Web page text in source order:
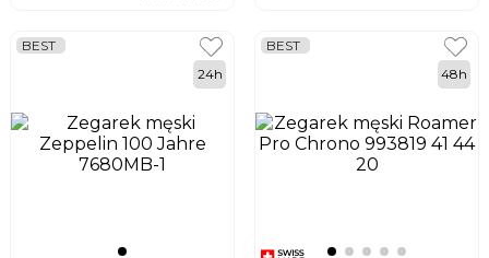
BEST
24h
BEST
48h